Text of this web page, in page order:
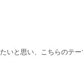
いと思い、こちらのテー